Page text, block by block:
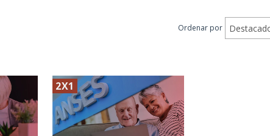
Ordenar por
2X1